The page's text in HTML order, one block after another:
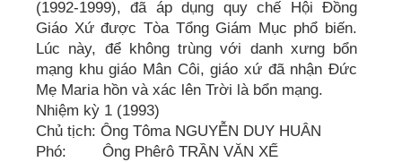
(1992-1999), đã áp dụng quy chế Hội Đồng
Giáo Xứ được Tòa Tổng Giám Mục phổ biến.
Lúc này, để không trùng với danh xưng bổn
mạng khu giáo Mân Côi, giáo xứ đã nhận Đức
Mẹ Maria hồn và xác lên Trời là bổn mạng.
Nhiệm kỳ 1 (1993)
Chủ tịch: Ông Tôma NGUYỄN DUY HUÂN
Phó: Ông Phêrô TRẦN VĂN XẾ